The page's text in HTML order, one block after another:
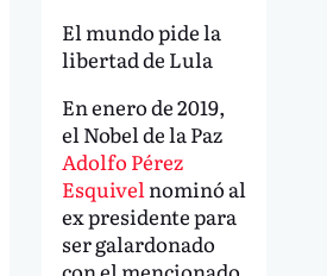
El mundo pide la
libertad de Lula
En enero de 2019,
el Nobel de la Paz
Adolfo Pérez
Esquivel nominó al
ex presidente para
ser galardonado